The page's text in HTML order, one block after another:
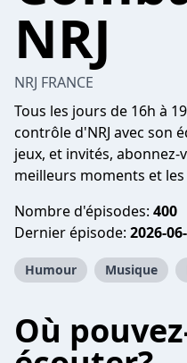
NRJ
NRJ FRANCE
Tous les jours de 16h à
contrôle d'NRJ avec son
jeux, et invités,
meilleurs moments et
Nombre d'épisodes: 400
Dernier épisode: 2026-
Humour Musique
Où